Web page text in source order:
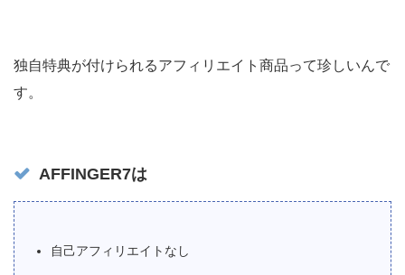
独自特典が付けられるアフィリエイト商品って珍しいんで
す。
AFFINGER7は
自己アフィリエイトなし